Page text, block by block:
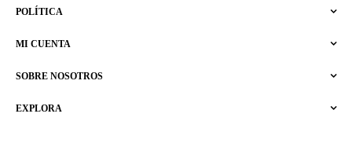
EXPLORA
SOBRE NOSOTROS
MI CUENTA
POLÍTICA